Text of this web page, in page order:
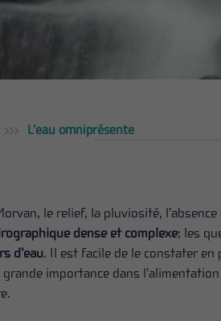
L’eau omniprésente
le relief, la pluviosité,
dense et complexe; les
d’eau. Il est facile de le constater
grande importance dans